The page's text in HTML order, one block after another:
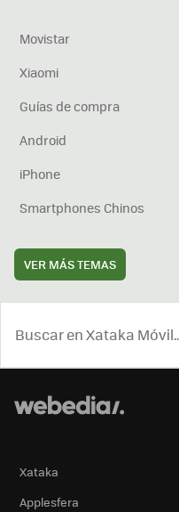
Movistar
Xiaomi
Guías de compra
Android
iPhone
Smartphones Chinos
VER MÁS TEMAS
Xataka
Applesfera